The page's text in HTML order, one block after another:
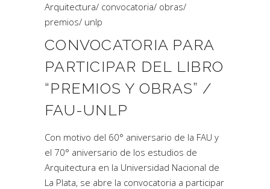
Arquitectura/ convocatoria/ obras/
premios/ unlp
CONVOCATORIA PARA
PARTICIPAR DEL LIBRO
“PREMIOS Y OBRAS” /
FAU-UNLP
Con motivo del 60° aniversario de la FAU y
el 70° aniversario de los estudios de
Arquitectura en la Universidad Nacional de
La Plata, se abre la convocatoria a participar